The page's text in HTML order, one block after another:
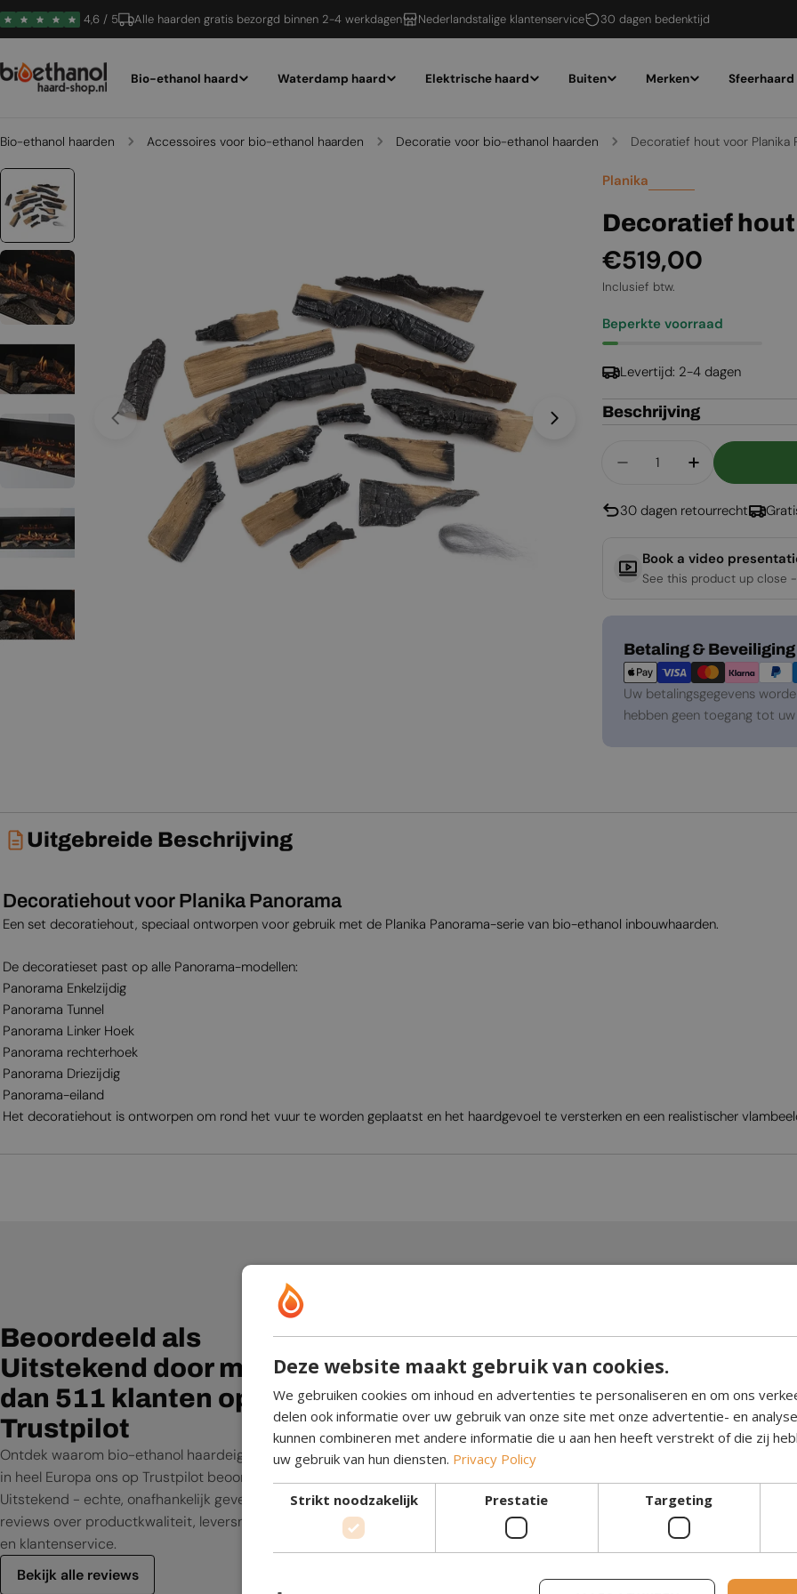
Ga
naar
4,6 / 5 Alle haarden gratis bezorgd binnen 2-4 werkdagen Nederlandstalige klantenservice 30 dagen bedenktijd
Bio-ethanol haard Waterdamp haard Elektrische haard Buiten Merken Sfeerhaard
Bio-ethanol haarden Accessoires voor bio-ethanol haarden Decoratie voor bio-ethanol haarden Decoratief hout voor Planika
Open media 0 in een venster Open media 1 in een venster
Planika
Decoratief
Normale
prijs
€519,00
Inclusief btw.
Beperkte voorraad
Levertijd: 2-4 dagen
Beschrijving
Aantal Verlagen Voor
Aantal
30 dagen retourrecht
Book a video
See this product up close
Betaling & Beveiliging
Betaalmethoden
Uw betalingsgegevens
hebben geen toegang tot
Uitgebreide Beschrijving
Decoratiehout voor Planika Panorama
Een set decoratiehout, speciaal ontworpen voor gebruik met de Planika Panorama-serie van bio-ethanol inbouwhaarden.
De decoratieset past op alle Panorama-modellen:
Panorama Enkelzijdig
Panorama Tunnel
Panorama Linker Hoek
Panorama rechterhoek
Panorama Driezijdig
Panorama-eiland
Het decoratiehout is ontworpen om rond het vuur te worden geplaatst en het haardgevoel te versterken en een realistischer
Beoordeeld als
Uitstekend door meer
dan 511 klanten op
Trustpilot
Ontdek waarom bio-ethanol haardeigenaren
in heel Europa ons op Trustpilot beoordelen als
Uitstekend - echte, onafhankelijk geverifieerde
reviews over productkwaliteit, leversnelheid
en klantenservice.
Bekijk alle reviews
zijn enorm blij dat wij hier onze haard hebben
gekocht. Ook een lange aansteker er bij gekocht
om zo op een veilige manier het vuur aan te
steken. Het zorgt voor een huiselijke sfeer dat
zeggen ook mensen in onze omgeving. Echt een
aanrader om hier je haard te halen, een goede
service en snelle levering.
Wij
uur
en
het
ten
Deze website maakt gebruik van cookies.
We gebruiken cookies om inhoud en advertenties te personaliseren en om ons
delen ook informatie over uw gebruik van onze site met onze advertentie- en
kunnen combineren met andere informatie die u aan hen heeft verstrekt of die zij
uw gebruik van hun diensten. Privacy Policy
Strikt noodzakelijk Prestatie Targeting